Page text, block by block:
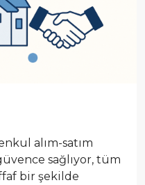
alım-satım
sağlıyor, tüm
bir şekilde